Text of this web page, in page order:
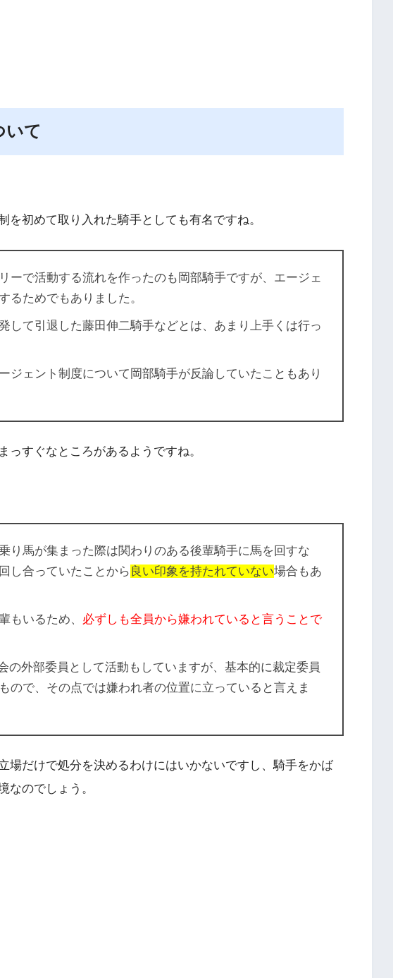
いて
を初めて取り入れた騎手としても有名ですね。
ーで活動する流れを作ったのも岡部騎手ですが、エージェ
るためでもありました。
して引退した藤田伸二騎手などとは、あまり上手くは行っ
ジェント制度について岡部騎手が反論していたこともあり
っすぐなところがあるようですね。
り馬が集まった際は関わりのある後輩騎手に馬を回すな
し合っていたことから 良い印象を持たれていない場合もあ
もいるため、 必ずしも全員から嫌われていると言うことで
の外部委員として活動もしていますが、基本的に裁定委員
ので、その点では嫌われ者の位置に立っていると言えま
場だけで処分を決めるわけにはいかないですし、騎手をかば
なのでしょう。